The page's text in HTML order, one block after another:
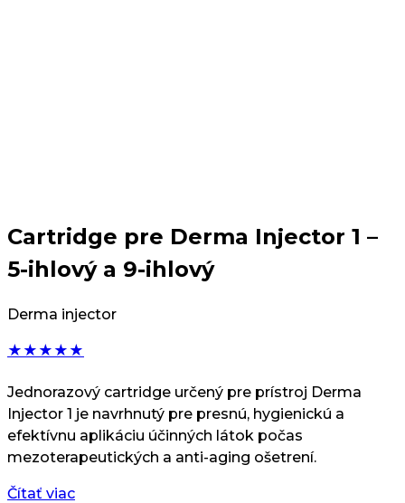
Cartridge pre Derma Injector 1 –
5-ihlový a 9-ihlový
Derma injector
★ ★ ★ ★ ★
Jednorazový cartridge určený pre prístroj Derma
Injector 1 je navrhnutý pre presnú, hygienickú a
efektívnu aplikáciu účinných látok počas
mezoterapeutických a anti-aging ošetrení.
Čítať viac